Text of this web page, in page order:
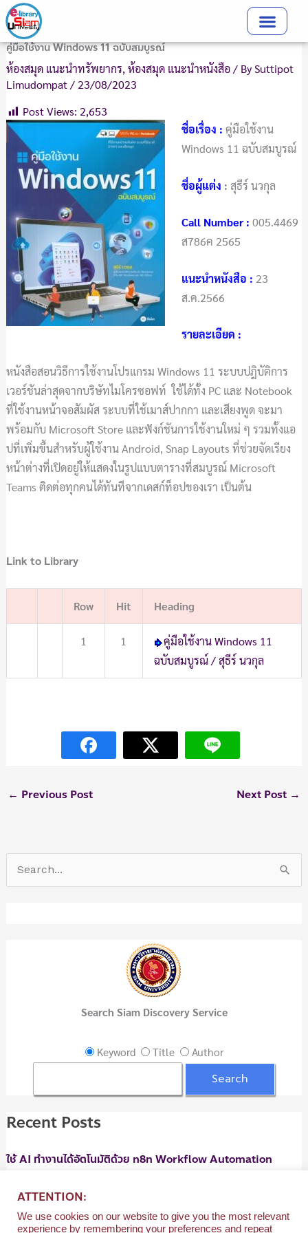
Skip
to
content
คู่มือใช้งาน Windows 11 ฉบับสมบูรณ์
ห้องสมุด แนะนำทรัพยากร, ห้องสมุด แนะนำหนังสือ/ BySuttipot
Limudompat/ 23/08/2023
Post Views: 2,653
ชื่อเรื่อง : คู่มือใช้งาน
Windows 11 ฉบับสมบูรณ์
ชื่อผู้แต่ง : สุธีร์ นวกุล
Call Number: 005.4469
ส786ค 2565
แนะนำหนังสือ : 23
ส.ค.2566
รายละเอียด :
หนังสือสอนวิธีการใช้งานโปรแกรม Windows 11 ระบบปฎิบัติการ
เวอร์ชันล่าสุดจากบริษัทไมโครซอฟท์ ใช้ได้ทั้ง PC และ Notebook
ที่ใช้งานหน้าจอสัมผัส ระบบที่ใช้เมาส์ปากกา และเสียงพูด จะมา
พร้อมกับ Microsoft Store และฟังก์ชันการใช้งานใหม่ ๆ รวมทั้งแอ
ปที่เพิ่มขึ้นสำหรับผู้ใช้งาน Android, Snap Layouts ที่ช่วยจัดเรียง
หน้าต่างที่เปิดอยู่ให้แสดงในรูปแบบตารางที่สมบูรณ์ Microsoft
Teams ติดต่อทุกคนได้ทันทีจากเดสก์ท็อปของเรา เป็นต้น
Link to Library
Row Hit Heading
1 1
คู่มือใช้งาน Windows 11
ฉบับสมบูรณ์ / สุธีร์ นวกุล
← Previous Post Next Post →
e
Search Siam Discovery Service
Keyword Title Author
Recent Posts
ใช้ AI ทำงานได้อัตโนมัติด้วย n8n Workflow Automation
ใช้ AI ทำงานได้อัตโนมัติด้วย n8n Workflow Automation
06/08/2026
ATTENTION:
We use cookies on our website to give you the most relevant
experience by remembering your preferences and repeat